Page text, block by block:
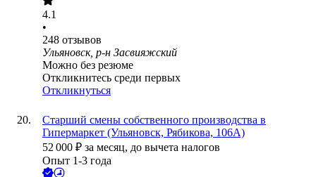
4.1
•
248 отзывов
Ульяновск, р-н Засвияжский
Можно без резюме
Откликнитесь среди первых
Откликнуться
Старший смены собственного производства в
Гипермаркет (Ульяновск, Рябикова, 106А)
52 000 ₽ за месяц, до вычета налогов
Опыт 1-3 года